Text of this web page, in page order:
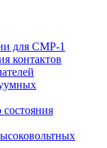
для СМР-1
контактов